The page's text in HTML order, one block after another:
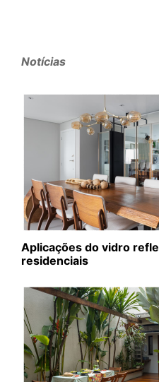
Notícias
Aplicações do vidro
residenciais